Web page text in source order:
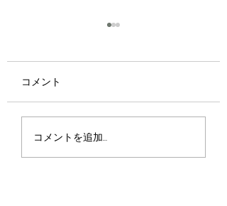
君に何が優れたものが
コメント
コメントを追加…